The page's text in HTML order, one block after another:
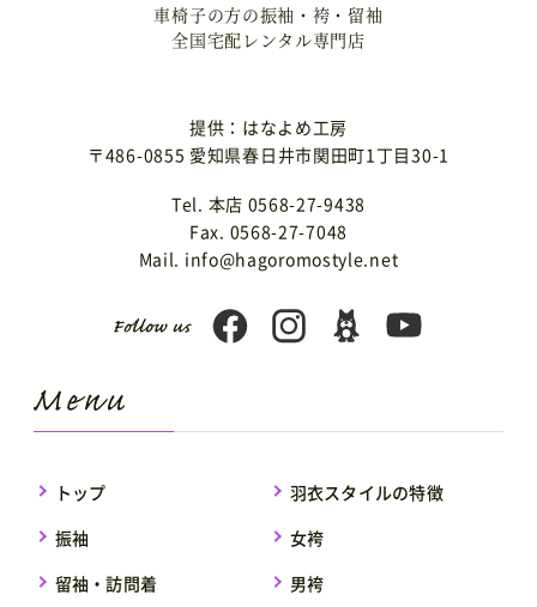
車椅子の方の振袖・袴・留袖
全国宅配レンタル専門店
提供：はなよめ工房
〒486-0855 愛知県春日井市関田町1丁目30-1
Tel. 本店 0568-27-9438
Fax. 0568-27-7048
Mail. info@hagoromostyle.net
トップ
羽衣スタイルの特徴
振袖
女袴
留袖・訪問着
男袴